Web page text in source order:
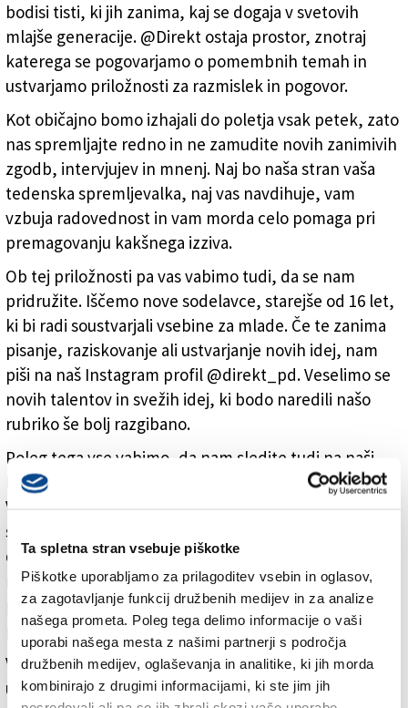
Ta spletna stran vsebuje piškotke
Piškotke uporabljamo za prilagoditev vsebin in oglasov,
za zagotavljanje funkcij družbenih medijev in za analize
našega prometa. Poleg tega delimo informacije o vaši
uporabi našega mesta z našimi partnerji s področja
družbenih medijev, oglaševanja in analitike, ki jih morda
kombinirajo z drugimi informacijami, ki ste jim jih
bodisi tisti, ki jih zanima, kaj se dogaja v svetovih
mlajše generacije. @Direkt ostaja prostor, znotraj
katerega se pogovarjamo o pomembnih temah in
ustvarjamo priložnosti za razmislek in pogovor.
Kot običajno bomo izhajali do poletja vsak petek, zato
nas spremljajte redno in ne zamudite novih zanimivih
zgodb, intervjujev in mnenj. Naj bo naša stran vaša
tedenska spremljevalka, naj vas navdihuje, vam
vzbuja radovednost in vam morda celo pomaga pri
premagovanju kakšnega izziva.
Ob tej priložnosti pa vas vabimo tudi, da se nam
pridružite. Iščemo nove sodelavce, starejše od 16 let,
ki bi radi soustvarjali vsebine za mlade. Če te zanima
pisanje, raziskovanje ali ustvarjanje novih idej, nam
piši na naš Instagram profil @direkt_pd. Veselimo se
novih talentov in svežih idej, ki bodo naredili našo
rubriko še bolj razgibano.
Poleg tega vse vabimo, da nam sledite tudi na naši
Instagram strani, kjer redno objavljamo nove vsebine.
Vaše mnenje nam veliko pomeni, zato aktivno
sodelujte v anketah, komentirajte naše objave in
delite svoje ideje. Prek naše strani lahko z nami
navežete stik in tako vplivate na vsebine, ki jih
pripravljamo. Z vašo pomočjo bo @Direkt še
privlačnejši in prilagojen vašim željam.
Veselimo se nove sezone in upamo, da boste z nami
uživali tudi vi. Pridružite se nam vsak petek –